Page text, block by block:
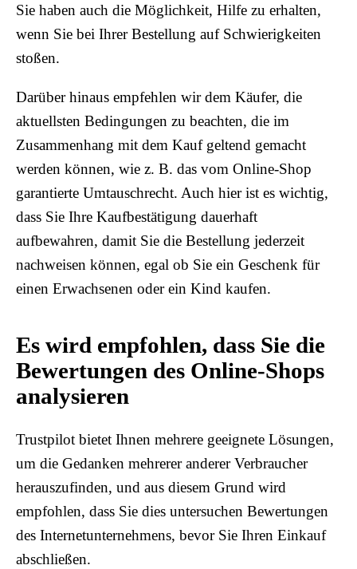
Sie haben auch die Möglichkeit, Hilfe zu erhalten,
wenn Sie bei Ihrer Bestellung auf Schwierigkeiten
stoßen.
Darüber hinaus empfehlen wir dem Käufer, die
aktuellsten Bedingungen zu beachten, die im
Zusammenhang mit dem Kauf geltend gemacht
werden können, wie z. B. das vom Online-Shop
garantierte Umtauschrecht. Auch hier ist es wichtig,
dass Sie Ihre Kaufbestätigung dauerhaft
aufbewahren, damit Sie die Bestellung jederzeit
nachweisen können, egal ob Sie ein Geschenk für
einen Erwachsenen oder ein Kind kaufen.
Es wird empfohlen, dass Sie die
Bewertungen des Online-Shops
analysieren
Trustpilot bietet Ihnen mehrere geeignete Lösungen,
um die Gedanken mehrerer anderer Verbraucher
herauszufinden, und aus diesem Grund wird
empfohlen, dass Sie dies untersuchen Bewertungen
des Internetunternehmens, bevor Sie Ihren Einkauf
abschließen.